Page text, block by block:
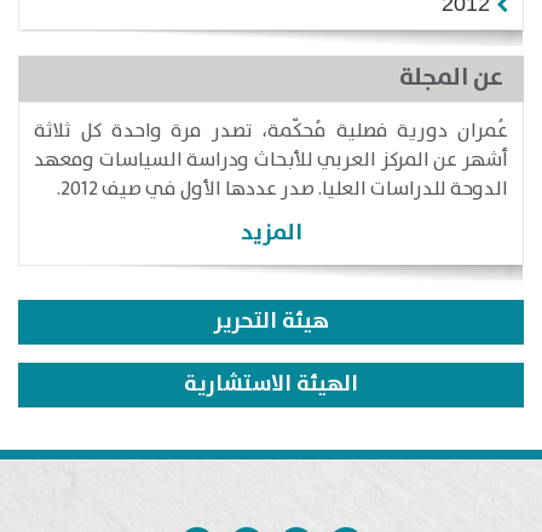
عن المجلة
عُمران دورية فصلية مُحكّمة، تصدر مرة واحدة كل ثلاثة
أشهر عن المركز العربي للأبحاث ودراسة السياسات ومعهد
الدوحة للدراسات العليا. صدر عددها الأول في صيف 2012.
المزيد
هيئة التحرير
الهيئة الاستشارية